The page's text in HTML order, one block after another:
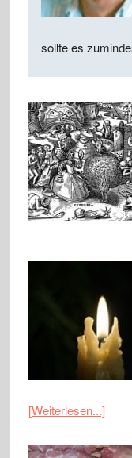
sollte es
[Weiterlesen...]